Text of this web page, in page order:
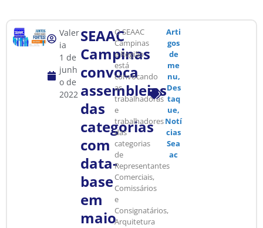
Valer
ia
1 de
junh
o de
2022
SEAAC
Campinas
convoca
assembleias
das
categorias
com
data-
base
em
maio
O SEAAC
Campinas
e Região
está
convocando
as
trabalhadoras
e
trabalhadores
das
categorias
de
Representantes
Comerciais,
Comissários
e
Consignatários,
Arquitetura
Arti
gos
de
me
nu,
Des
taq
ue,
Notí
cias
Sea
ac